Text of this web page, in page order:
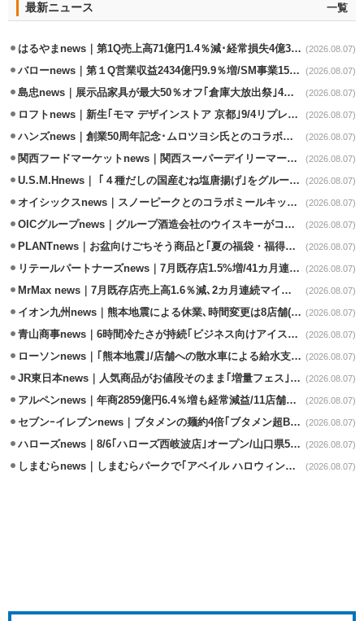
最新ニュース 一覧
はるやまnews｜第1Q売上高71億円1.4％減･経常損失4億3800万円 (2026.08.07)
バローnews｜第１Q営業収益2434億円9.9％増/SM事業15.5％増と絶好調 (2026.08.07)
島忠news｜展示品家具が最大50％オフ｢倉庫大放出祭｣4店舗限定で開催 (2026.08.07)
ロフトnews｜新生｢モマ デザインストア 京都｣9/4リプレイスオープン (2026.08.07)
ハンズnews｜創業50周年記念･ムロツヨシ氏とのコラボ企画｢ムロハンズ｣開催 (2026.08.07)
関西フードマーケットnews｜関西スーパーデイリーマート蒲生店8/7改装 (2026.08.07)
U.S.M.Hnews｜ ｢４種だしの国産むね塩唐揚げ｣をグループ610店で共同販促 (2026.08.07)
オイシックスnews｜スノーピークとのコラボミールキット8/13発売 (2026.08.07)
OICグループnews｜グループ酒造会社のウイスキーがコンペティション受賞 (2026.08.07)
PLANTnews｜お盆向けごちそう商品と｢夏の福袋・福得カート｣8/8から開催 (2026.08.07)
リテールパートナーズnews｜7月既存店1.5%増/41カ月連続増 (2026.08.07)
MrMax news｜7月既存店売上高1.6％減､2カ月連続マイナス (2026.08.07)
イオン九州news｜熊本地震による休業､時間変更は8店舗(8/7時点) (2026.08.07)
青山商事news｜6時間冷たさが持続｢ビジネス向けアイスベスト｣発売 (2026.08.07)
ローソンnews｜｢熊本地震｣/店舗への散水車による給水支援を開始 (2026.08.07)
JR東日本news｜人気商品がお値段そのまま｢増量フェス｣8/18から開催 (2026.08.07)
アルペンnews｜年商2859億円6.4％増も経常減益/11店舗出店､4店閉鎖 (2026.08.07)
セブンｰイレブンnews｜ブタメンの麺約4倍｢ブタメン超BIG｣8/11から限定発売 (2026.08.07)
ハローズnews｜8/6｢ハローズ西岐波店｣オープン/山口県5店舗目 (2026.08.07)
しまむらnews｜しまむらパークで｢アベイル ハロウィンじゅんびフェア｣開催 (2026.08.07)